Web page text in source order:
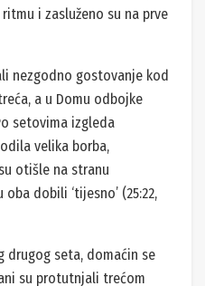
i zasluženo su na prve
nezgodno gostovanje kod
a u Domu odbojke
setovima izgleda
velika borba,
otišle na stranu
dobili ‘tijesno’ (25:22,
drugog seta, domaćin se
su protutnjali trećom